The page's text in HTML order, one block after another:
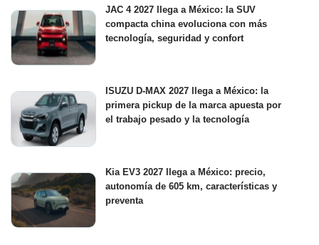
JAC 4 2027 llega a México: la SUV
compacta china evoluciona con más
tecnología, seguridad y confort
ISUZU D-MAX 2027 llega a México: la
primera pickup de la marca apuesta por
el trabajo pesado y la tecnología
Kia EV3 2027 llega a México: precio,
autonomía de 605 km, características y
preventa